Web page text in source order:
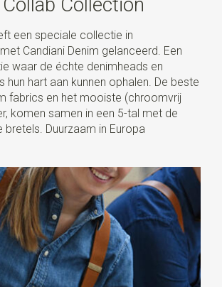
Collection
een speciale collectie in
Candiani Denim gelanceerd. Een
waar de échte denimheads en
hun hart aan kunnen ophalen. De beste
fabrics en het mooiste (chroomvrij
komen samen in een 5-tal met de
bretels. Duurzaam in Europa